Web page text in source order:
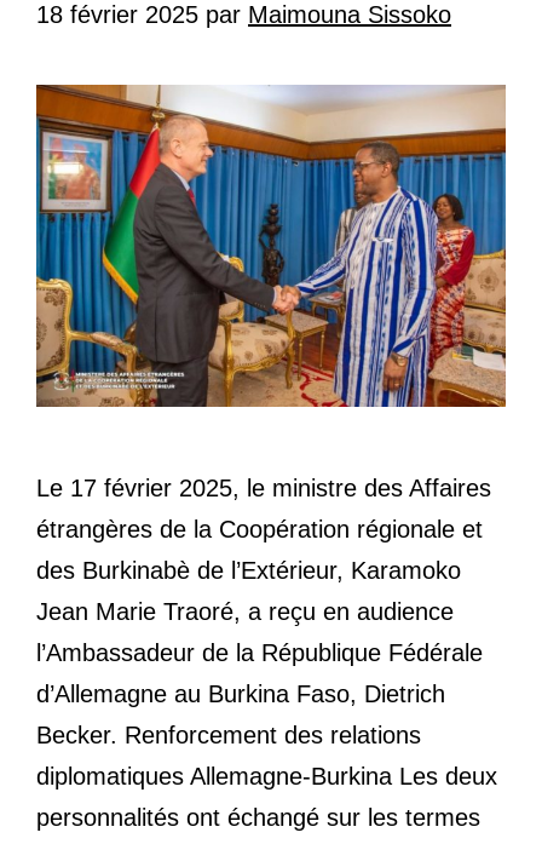
18 février 2025 par Maimouna Sissoko
Le 17 février 2025, le ministre des Affaires
étrangères de la Coopération régionale et
des Burkinabè de l’Extérieur, Karamoko
Jean Marie Traoré, a reçu en audience
l’Ambassadeur de la République Fédérale
d’Allemagne au Burkina Faso, Dietrich
Becker. Renforcement des relations
diplomatiques Allemagne-Burkina Les deux
personnalités ont échangé sur les termes